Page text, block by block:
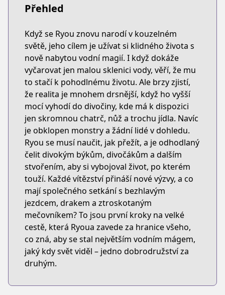
Přehled
Když se Ryou znovu narodí v kouzelném
světě, jeho cílem je užívat si klidného života s
nově nabytou vodní magií. I když dokáže
vyčarovat jen malou sklenici vody, věří, že mu
to stačí k pohodlnému životu. Ale brzy zjistí,
že realita je mnohem drsnější, když ho vyšší
mocí vyhodí do divočiny, kde má k dispozici
jen skromnou chatrč, nůž a trochu jídla. Navíc
je obklopen monstry a žádní lidé v dohledu.
Ryou se musí naučit, jak přežít, a je odhodlaný
čelit divokým býkům, divočákům a dalším
stvořením, aby si vybojoval život, po kterém
touží. Každé vítězství přináší nové výzvy, a co
mají společného setkání s bezhlavým
jezdcem, drakem a ztroskotaným
mečovníkem? To jsou první kroky na velké
cestě, která Ryoua zavede za hranice všeho,
co zná, aby se stal největším vodním mágem,
jaký kdy svět viděl – jedno dobrodružství za
druhým.